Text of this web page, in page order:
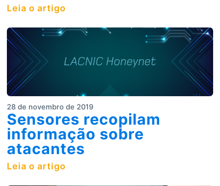
Leia o artigo
28 de novembro de 2019
Sensores recopilam
informação sobre
atacantes
Leia o artigo